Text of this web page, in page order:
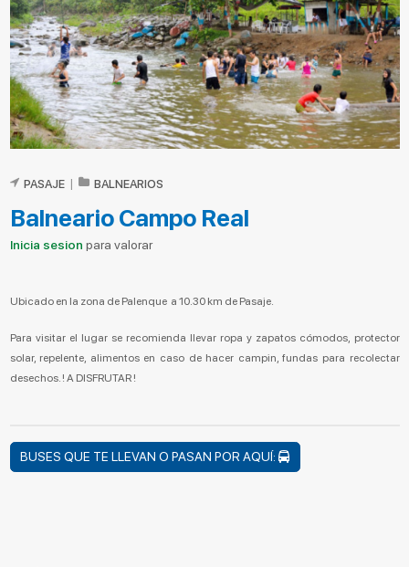
PASAJE BALNEARIOS
Balneario Campo Real
Inicia sesion para valorar
Ubicado en la zona de Palenque a 10.30 km de Pasaje.
Para visitar el lugar se recomienda llevar ropa y zapatos cómodos, protector
solar, repelente, alimentos en caso de hacer campin, fundas para recolectar
desechos. ! A DISFRUTAR !
BUSES QUE TE LLEVAN O PASAN POR AQUÍ: